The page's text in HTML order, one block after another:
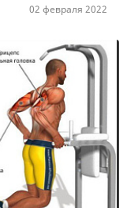
02 февраля 2022